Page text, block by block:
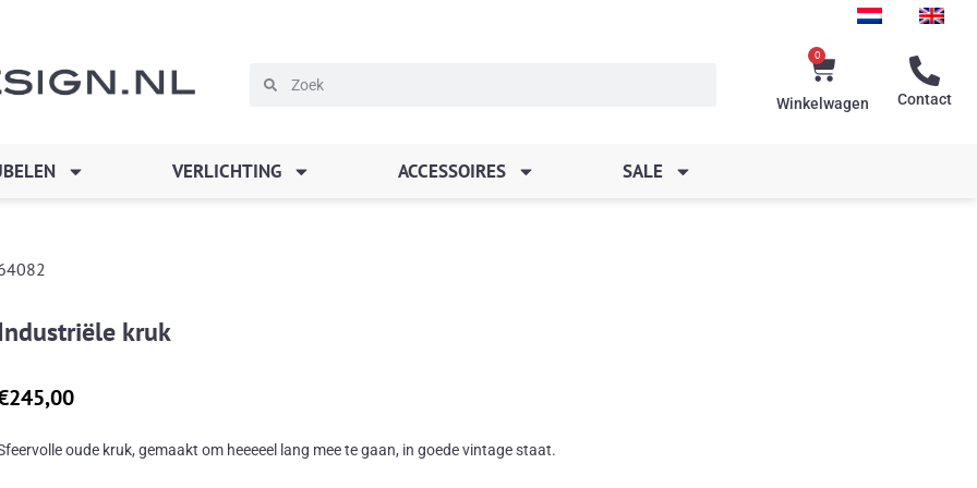
ZoekenZoeken
0
Winkelwagen
Winkelwagen Contact
VERLICHTING ACCESSOIRES SALE
kruk
245,00
oude kruk, gemaakt om heeeeel lang mee te gaan, in goede vintage staat.